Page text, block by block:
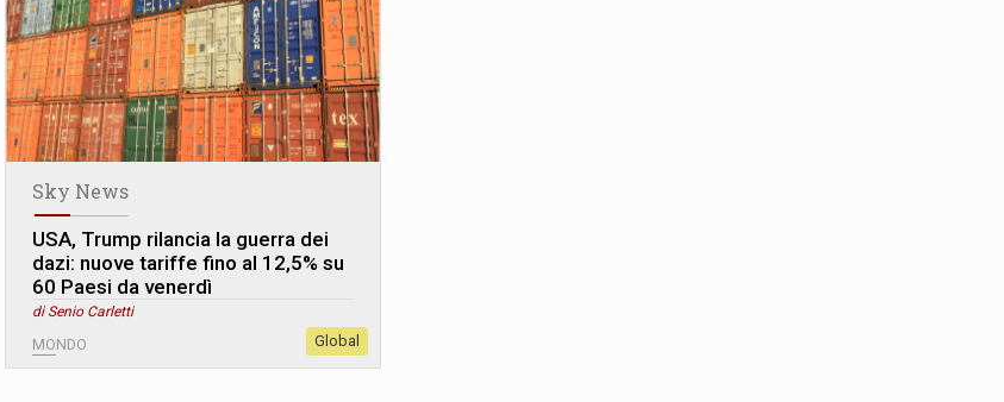
Sky News
USA, Trump rilancia la guerra dei
dazi: nuove tariffe fino al 12,5% su
60 Paesi da venerdì
di Senio Carletti
MONDO Global